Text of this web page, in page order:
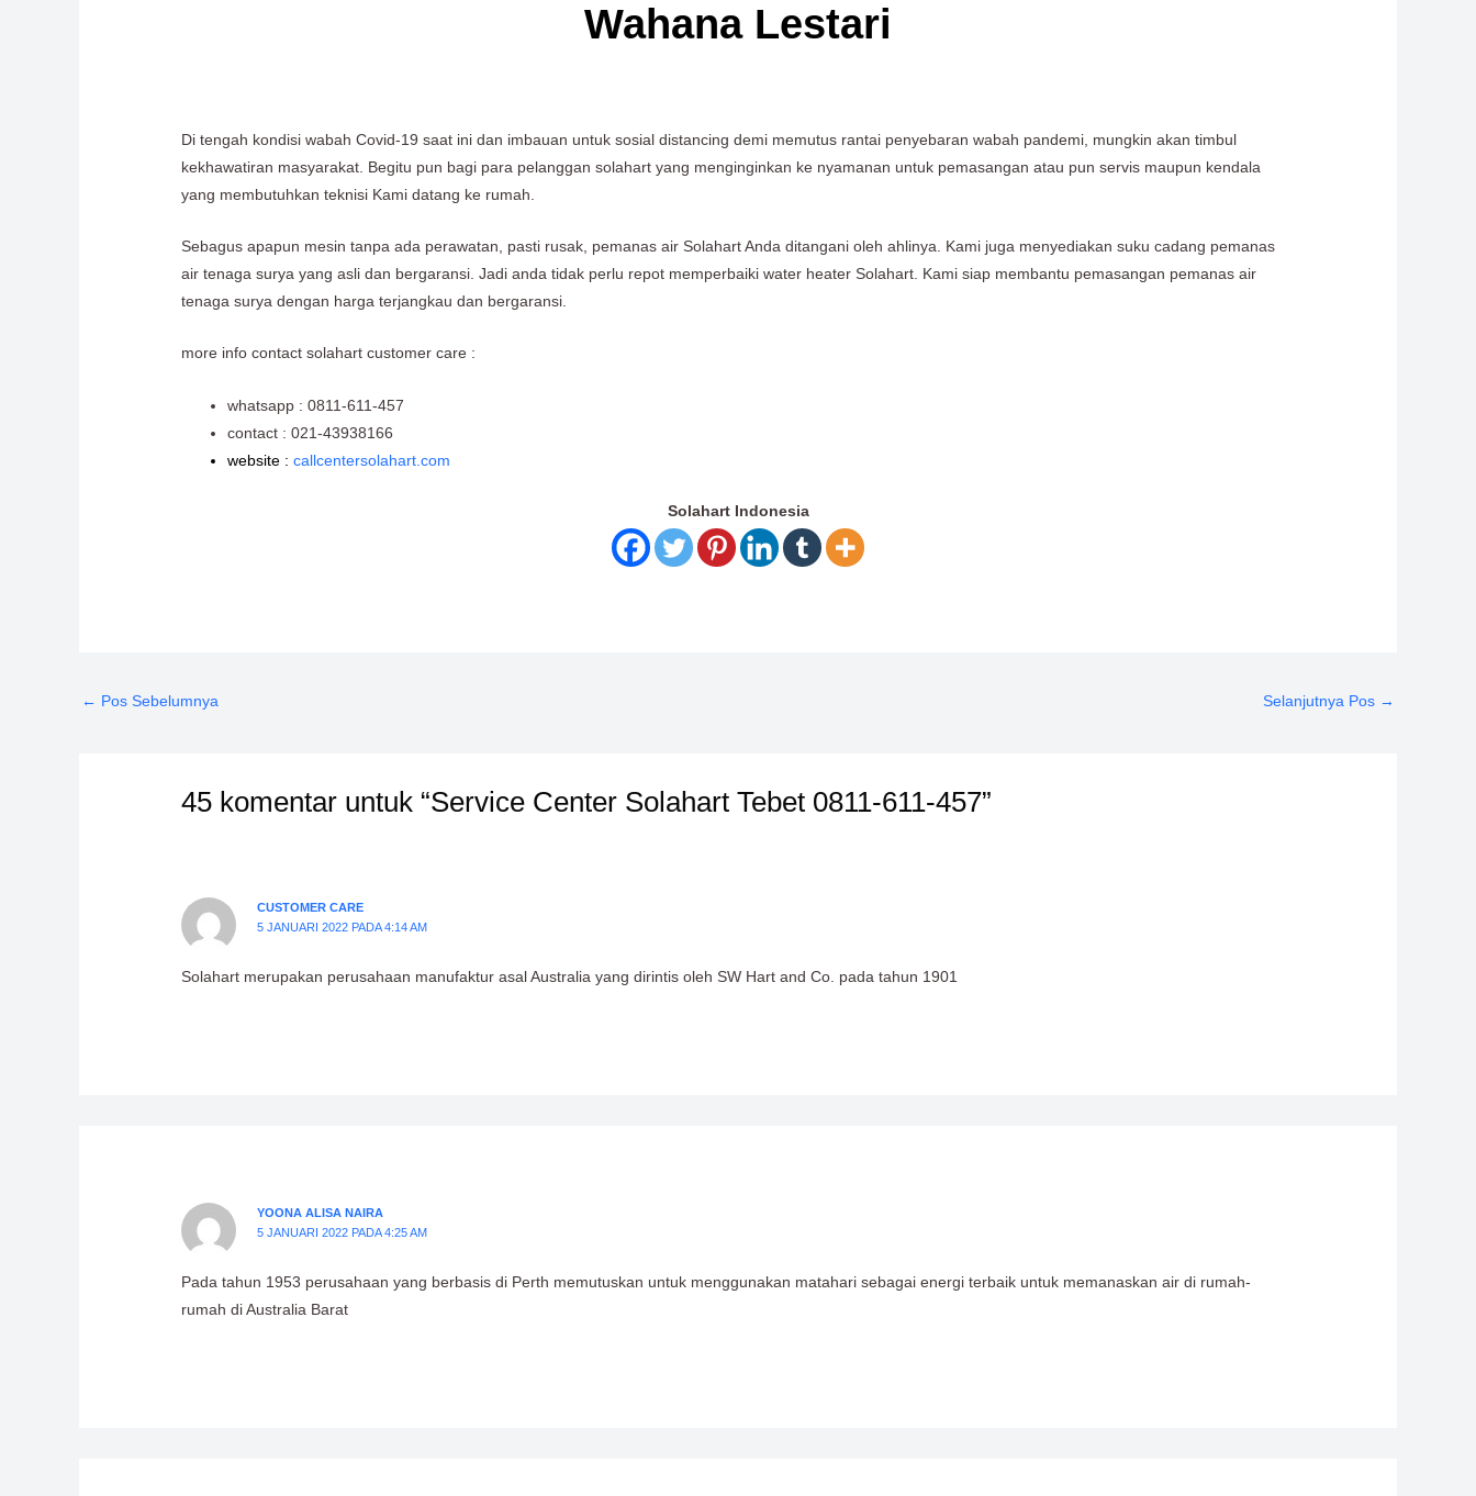
Wahana Lestari
Di tengah kondisi wabah Covid-19 saat ini dan imbauan untuk sosial distancing demi memutus rantai penyebaran wabah pandemi, mungkin akan timbul
kekhawatiran masyarakat. Begitu pun bagi para pelanggan solahart yang menginginkan ke nyamanan untuk pemasangan atau pun servis maupun kendala
yang membutuhkan teknisi Kami datang ke rumah.
Sebagus apapun mesin tanpa ada perawatan, pasti rusak, pemanas air Solahart Anda ditangani oleh ahlinya. Kami juga menyediakan suku cadang pemanas
air tenaga surya yang asli dan bergaransi. Jadi anda tidak perlu repot memperbaiki water heater Solahart. Kami siap membantu pemasangan pemanas air
tenaga surya dengan harga terjangkau dan bergaransi.
more info contact solahart customer care :
whatsapp : 0811-611-457
contact : 021-43938166
website :callcentersolahart.com
Solahart Indonesia
← Pos Sebelumnya Selanjutnya Pos →
45 komentar untuk “Service Center Solahart Tebet 0811-611-457”
CUSTOMER CARE
5 JANUARI 2022 PADA 4:14 AM
Solahart merupakan perusahaan manufaktur asal Australia yang dirintis oleh SW Hart and Co. pada tahun 1901
YOONA ALISA NAIRA
5 JANUARI 2022 PADA 4:25 AM
Pada tahun 1953 perusahaan yang berbasis di Perth memutuskan untuk menggunakan matahari sebagai energi terbaik untuk memanaskan air di rumah-
rumah di Australia Barat